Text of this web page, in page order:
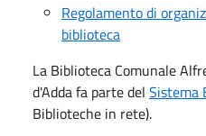
Regolamento di
biblioteca
La Biblioteca Comunale
d'Adda fa parte del Sistema
Biblioteche in rete).